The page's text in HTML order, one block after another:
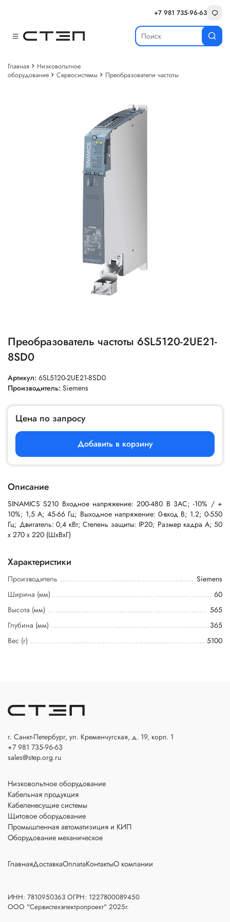
+7 981 735-96-63
Главная
Низковольтное
оборудование
Сервосистемы Преобразователи частоты
Преобразователь частоты 6SL5120-2UE21-
8SD0
Артикул: 6SL5120-2UE21-8SD0
Производитель: Siemens
Цена по запросу
Добавить в корзину
Описание
SINAMICS S210 Входное напряжение: 200-480 В 3AC; -10% / +
10%; 1,5 А; 45-66 Гц; Выходное напряжение: 0-вход В; 1.2; 0-550
Гц; Двигатель: 0,4 кВт; Степень защиты: IP20; Размер кадра А; 50
х 270 х 220 (ШхВхГ)
Характеристики
Производитель
Siemens
Ширина (мм)
60
Высота (мм)
565
Глубина (мм)
365
Вес (г)
5100
г. Санкт-Петербург, ул. Кременчугская, д. 19, корп. 1
+7 981 735-96-63
sales@step.org.ru
ГлавнаяДоставкаОплатаКонтактыО компании
Низковольтное оборудование
Кабельная продукция
Кабеленесущие системы
Щитовое оборудование
Промышленная автоматизиция и КИП
Оборудование механическое
ИНН: 7810950363 ОГРН: 1227800089450
ООО "Сервистехэлектропроект" 2025г.